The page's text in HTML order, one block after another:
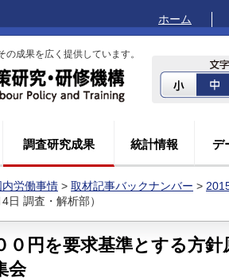
ホーム
成果を広く提供しています。
調査研究成果 統計情報 デ
内労働事情 > 取材記事バックナンバー >
日 調査・解析部）
０円を要求基準とする方針
会